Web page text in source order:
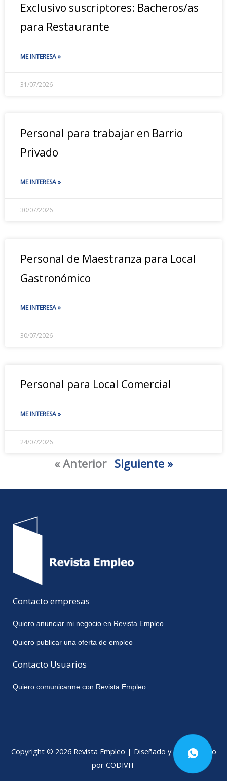
Exclusivo suscriptores: Bacheros/as
para Restaurante
ME INTERESA »
31/07/2026
Personal para trabajar en Barrio
Privado
ME INTERESA »
30/07/2026
Personal de Maestranza para Local
Gastronómico
ME INTERESA »
30/07/2026
Personal para Local Comercial
ME INTERESA »
24/07/2026
« Anterior Siguiente »
Contacto empresas
Quiero anunciar mi negocio en Revista Empleo
Quiero publicar una oferta de empleo
Contacto Usuarios
Quiero comunicarme con Revista Empleo
Copyright © 2026 Revista Empleo | Diseñado y desarrollado
por CODIVIT